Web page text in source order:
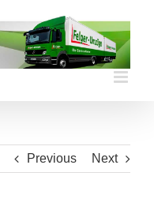
Previous Next